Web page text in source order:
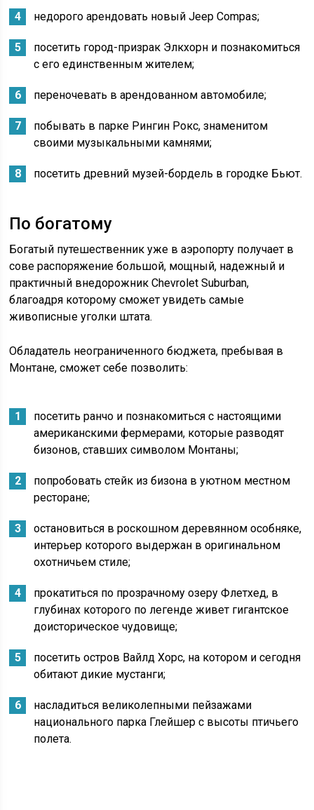
недорого арендовать новый Jeep Compas;
посетить город-призрак Элкхорн и познакомиться
с его единственным жителем;
переночевать в арендованном автомобиле;
побывать в парке Рингин Рокс, знаменитом
своими музыкальными камнями;
посетить древний музей-бордель в городке Бьют.
По богатому
Богатый путешественник уже в аэропорту получает в
сове распоряжение большой, мощный, надежный и
практичный внедорожник Chevrolet Suburban,
благоадря которому сможет увидеть самые
живописные уголки штата.
Обладатель неограниченного бюджета, пребывая в
Монтане, сможет себе позволить:
посетить ранчо и познакомиться с настоящими
американскими фермерами, которые разводят
бизонов, ставших символом Монтаны;
попробовать стейк из бизона в уютном местном
ресторане;
остановиться в роскошном деревянном особняке,
интерьер которого выдержан в оригинальном
охотничьем стиле;
прокатиться по прозрачному озеру Флетхед, в
глубинах которого по легенде живет гигантское
доисторическое чудовище;
посетить остров Вайлд Хорс, на котором и сегодня
обитают дикие мустанги;
насладиться великолепными пейзажами
национального парка Глейшер с высоты птичьего
полета.